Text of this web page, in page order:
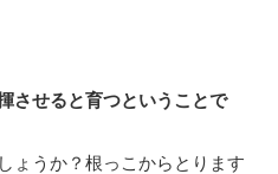
させると育つということで
ょうか？根っこからとります